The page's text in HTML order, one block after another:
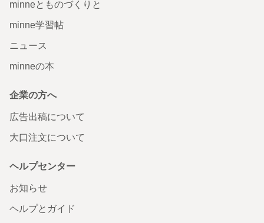
minneとものづくりと
minne学習帖
ニュース
minneの本
企業の方へ
広告出稿について
大口注文について
ヘルプセンター
お知らせ
ヘルプとガイド